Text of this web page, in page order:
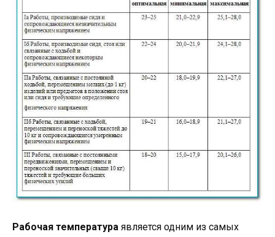
Рабочая температура является одним из самых